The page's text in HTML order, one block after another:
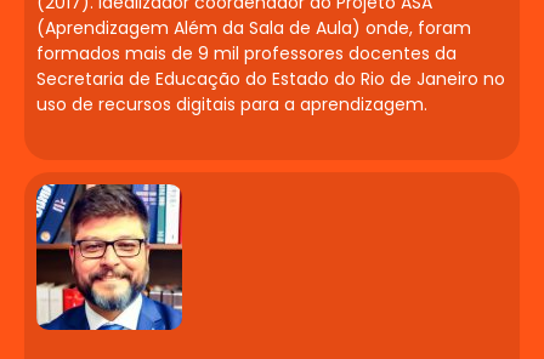
avaliação e seminário de apresentação.
(Aprendizagem Além da Sala de Aula) onde, foram
formados mais de 9 mil professores docentes da
Secretaria de Educação do Estado do Rio de Janeiro no
uso de recursos digitais para a aprendizagem.